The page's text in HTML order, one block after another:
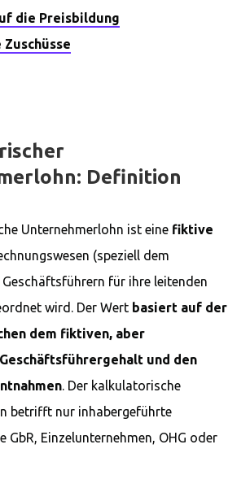
die Preisbildung
Definition
Unternehmerlohn ist eine fiktive
(speziell dem
für ihre leitenden
wird. Der Wert basiert auf der
dem fiktiven, aber
und den
. Der kalkulatorische
betrifft nur inhabergeführte
GbR, Einzelunternehmen, OHG oder